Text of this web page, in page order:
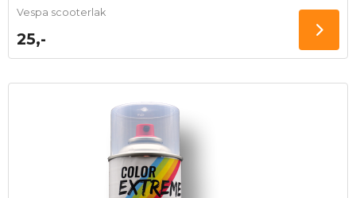
Vespa scooterlak
25,-